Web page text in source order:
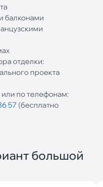
балконами
отделки:
проекта
по телефонам:
57 (бесплатно
большой